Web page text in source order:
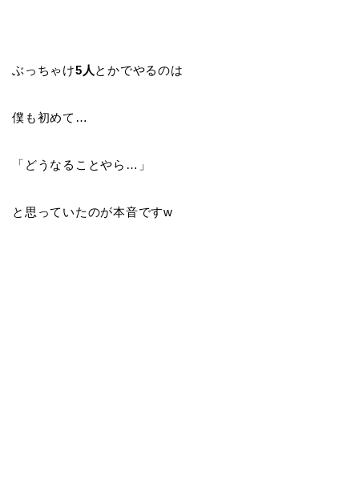
ぶっちゃけ5人 とかでやるのは
僕も初めて…
「どうなることやら…」
と思っていたのが本音ですw